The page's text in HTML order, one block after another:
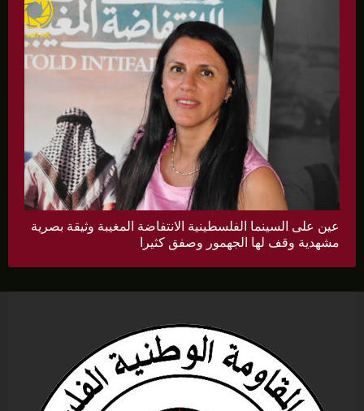
عين على السينما الفلسطينية الانتفاضة المغيبة وثيقة بصرية
مشهدية وقف لها الجهمور وصفق كثيرا